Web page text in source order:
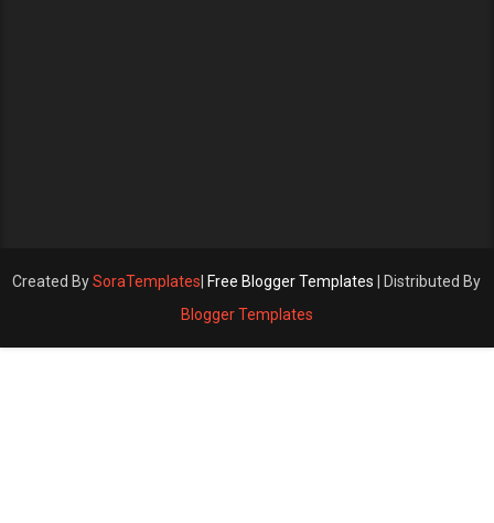
Created BySoraTemplates Free Blogger Templates | Distributed By
Blogger Templates